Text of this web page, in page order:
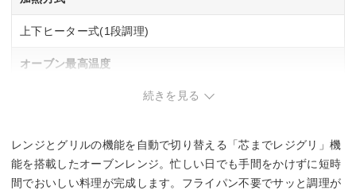
上下ヒーター式(1段調理)
オーブン最高温度
1000 W
続きを見る
レンジとグリルの機能を自動で切り替える「芯までレジグリ」機
能を搭載したオーブンレンジ。忙しい日でも手間をかけずに短時
間でおいしい料理が完成します。フライパン不要でサッと調理が